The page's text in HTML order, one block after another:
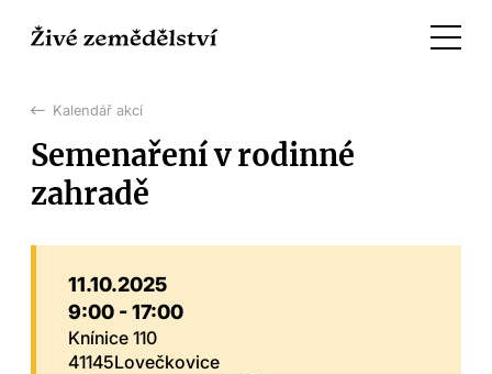
Kalendář akcí
Semenaření v rodinné
zahradě
11.10.2025
9:00 - 17:00
Knínice 110
41145Lovečkovice